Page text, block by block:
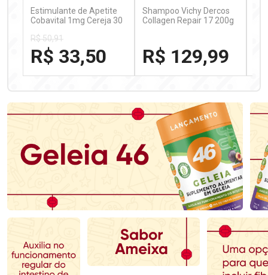
Estimulante de Apetite
Cobavital 1mg Cereja 30
R$ 50,91
R$ 33,50
Laboratório
Por Menos
Shampoo Vichy Dercos
Collagen Repair 17 200g
R$ 129,99
Laboratório
Por Menos